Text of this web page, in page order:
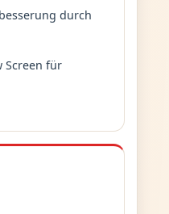
durch
Screen für